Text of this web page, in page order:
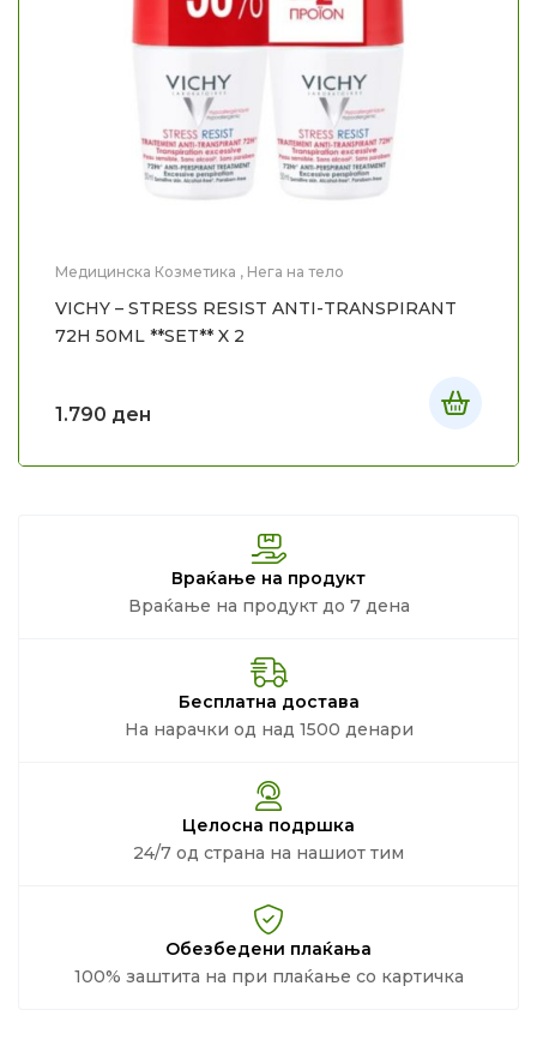
Медицинска Козметика , Нега на тело
VICHY – STRESS RESIST ANTI-TRANSPIRANT
72H 50ML **SET** X 2
1.790 ден
Враќање на продукт
Враќање на продукт до 7 дена
Бесплатна достава
На нарачки од над 1500 денари
Целосна подршка
24/7 од страна на нашиот тим
Обезбедени плаќања
100% заштита на при плаќање со картичка